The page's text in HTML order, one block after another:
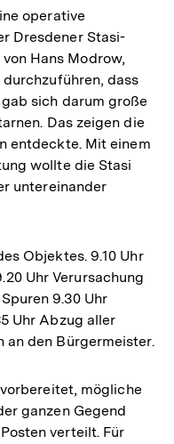
operative
Dresdener Stasi-
Hans Modrow,
dass
sich darum große
Das zeigen die
entdeckte. Mit einem
wollte die Stasi
untereinander
Objektes. 9.10 Uhr
Uhr Verursachung
9.30 Uhr
Uhr Abzug aller
an den Bürgermeister.
mögliche
ganzen Gegend
verteilt. Für